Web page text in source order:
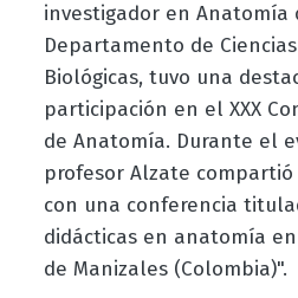
investigador en Anatomía
Departamento de
Biológicas, tuvo una
participación en el XXX
de Anatomía. Durante el
profesor Alzate
con una conferencia
didácticas en anatomía
de Manizales (Colombia)".